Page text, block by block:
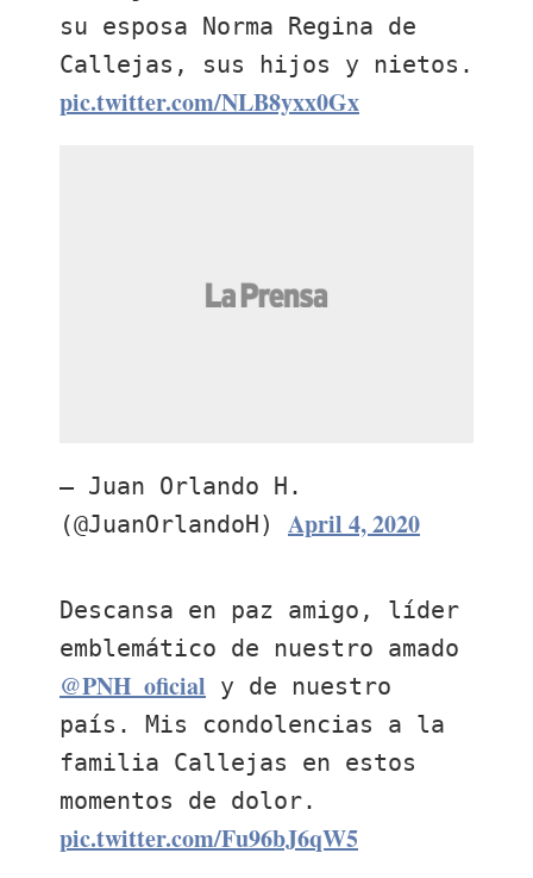
su esposa Norma Regina de
Callejas, sus hijos y nietos.
pic.twitter.com/NLB8yxx0Gx
— Juan Orlando H.
(@JuanOrlandoH) April 4, 2020
Descansa en paz amigo, líder
emblemático de nuestro amado
@PNH_oficial y de nuestro
país. Mis condolencias a la
familia Callejas en estos
momentos de dolor.
pic.twitter.com/Fu96bJ6qW5